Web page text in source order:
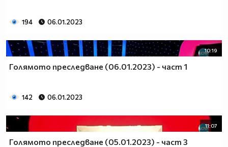
194 06.01.2023
10:19
Голямото преследване (06.01.2023) - част 1
142 06.01.2023
11:07
Голямото преследване (05.01.2023) - част 3